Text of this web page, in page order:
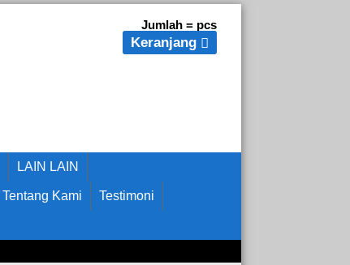
Jumlah = pcs
Keranjang
LAIN LAIN
Tentang Kami Testimoni